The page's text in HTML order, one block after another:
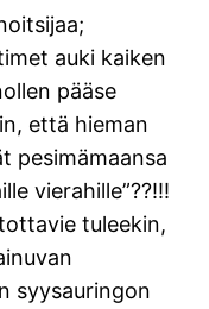
auki kaiken
pääse
että hieman
pesimämaansa
vierahille”??!!!
tuleekin,
syysauringon